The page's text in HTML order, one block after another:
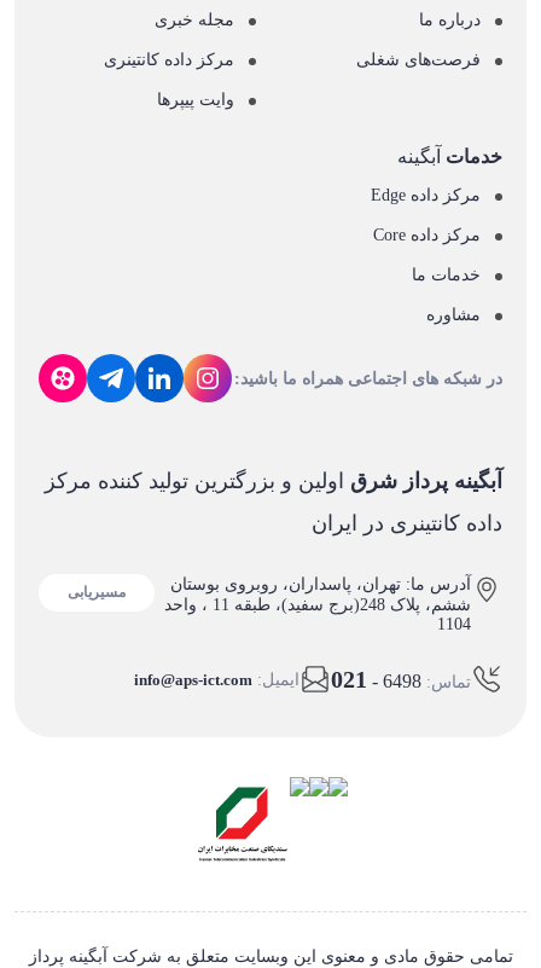
درباره ما
فرصت‌های شغلی
مجله خبری
مرکز داده کانتینری
وایت پیپرها
خدمات آبگینه
مرکز داده Edge
مرکز داده Core
خدمات ما
مشاوره
در شبکه های اجتماعی همراه ما باشید:
آبگینه پرداز شرق اولین و بزرگترین تولید کننده مرکز
داده کانتینری در ایران
آدرس ما: تهران، پاسداران، روبروی بوستان
ششم، پلاک 248(برج سفید)، طبقه 11 ، واحد
1104
مسیریابی
تماس: 021 - 6498 ایمیل: info@aps-ict.com
تمامی حقوق مادی و معنوی این وبسایت متعلق به شرکت آبگینه پرداز